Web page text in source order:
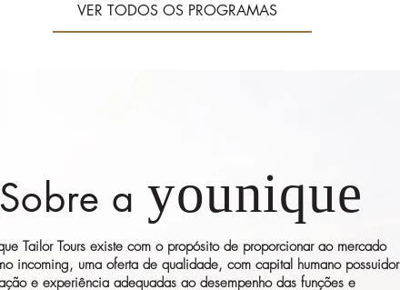
VER TODOS OS PROGRAMAS
Sobre a younique
Tailor Tours existe com o propósito de proporcionar ao mercado
incoming, uma oferta de qualidade, com capital humano possuidor
e experiência adequadas ao desempenho das funções e